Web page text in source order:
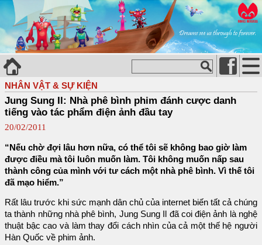
NHÂN VẬT & SỰ KIỆN
Jung Sung Il: Nhà phê bình phim đánh cược danh
tiếng vào tác phẩm điện ảnh đầu tay
20/02/2011
“Nếu chờ đợi lâu hơn nữa, có thể tôi sẽ không bao giờ làm
được điều mà tôi luôn muốn làm. Tôi không muốn nấp sau
thành công của mình với tư cách một nhà phê bình. Vì thế tôi
đã mạo hiểm.”
Rất lâu trước khi sức mạnh dân chủ của internet biến tất cả chúng
ta thành những nhà phê bình, Jung Sung Il đã coi điện ảnh là nghệ
thuật bậc cao và làm thay đổi cách nhìn của cả một thế hệ người
Hàn Quốc về phim ảnh.